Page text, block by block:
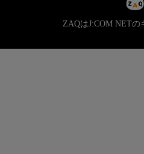
ZAQはJ:COM NET